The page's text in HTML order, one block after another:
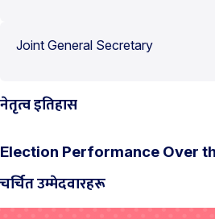
Joint General Secretary
नेतृत्व इतिहास
Election Performance Over
चर्चित उम्मेदवारहरू